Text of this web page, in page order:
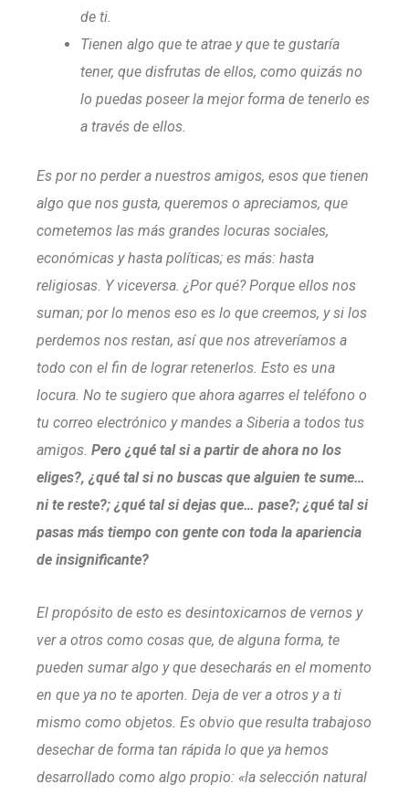
de ti.
Tienen algo que te atrae y que te gustaría
tener, que disfrutas de ellos, como quizás no
lo puedas poseer la mejor forma de tenerlo es
a través de ellos.
Es por no perder a nuestros amigos, esos que tienen
algo que nos gusta, queremos o apreciamos, que
cometemos las más grandes locuras sociales,
económicas y hasta políticas; es más: hasta
religiosas. Y viceversa. ¿Por qué? Porque ellos nos
suman; por lo menos eso es lo que creemos, y si los
perdemos nos restan, así que nos atreveríamos a
todo con el fin de lograr retenerlos. Esto es una
locura. No te sugiero que ahora agarres el teléfono o
tu correo electrónico y mandes a Siberia a todos tus
amigos. Pero ¿qué tal si a partir de ahora no los
eliges?, ¿qué tal si no buscas que alguien te sume…
ni te reste?; ¿qué tal si dejas que… pase?; ¿qué tal si
pasas más tiempo con gente con toda la apariencia
de insignificante?
El propósito de esto es desintoxicarnos de vernos y
ver a otros como cosas que, de alguna forma, te
pueden sumar algo y que desecharás en el momento
en que ya no te aporten. Deja de ver a otros y a ti
mismo como objetos. Es obvio que resulta trabajoso
desechar de forma tan rápida lo que ya hemos
desarrollado como algo propio: «la selección natural